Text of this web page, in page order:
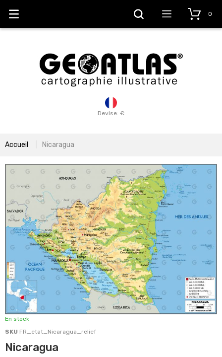
Devise: €
0
Accueil Nicaragua
En stock
SKU FR_etat_Nicaragua_relief
Nicaragua